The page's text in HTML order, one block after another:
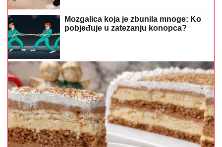
Mozgalica koja je zbunila mnoge: Ko
pobjeđuje u zatezanju konopca?